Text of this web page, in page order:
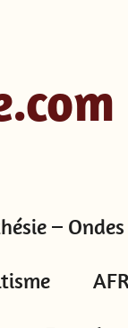
–